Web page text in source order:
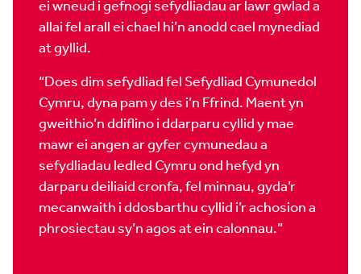
ei wneud i gefnogi sefydliadau ar lawr gwlad a
allai fel arall ei chael hi’n anodd cael mynediad
at gyllid.
“Does dim sefydliad fel Sefydliad Cymunedol
Cymru, dyna pam y des i’n Ffrind. Maent yn
gweithio’n ddiflino i ddarparu cyllid y mae
mawr ei angen ar gyfer cymunedau a
sefydliadau ledled Cymru ond hefyd yn
darparu deiliaid cronfa, fel minnau, gyda’r
mecanwaith i ddosbarthu cyllid i’r achosion a
phrosiectau sy’n agos at ein calonnau.”